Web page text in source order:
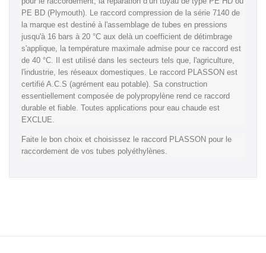
PE BD (Plymouth). Le raccord compression de la série 7140 de
la marque est destiné à l'assemblage de tubes en pressions
jusqu'à 16 bars à 20 °C aux delà un coefficient de détimbrage
s'applique, la température maximale admise pour ce raccord est
de 40 °C. Il est utilisé dans les secteurs tels que, l'agriculture,
l'industrie, les réseaux domestiques. Le raccord PLASSON est
certifié A.C.S (agrément eau potable). Sa construction
essentiellement composée de polypropylène rend ce raccord
durable et fiable. Toutes applications pour eau chaude est
EXCLUE.
Faite le bon choix et choisissez le raccord PLASSON pour le
raccordement de vos tubes polyéthylènes.